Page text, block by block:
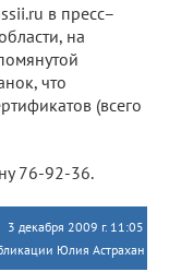
в пресс–
на
что
(всего
76-92-36.
3 декабря 2009 г. 11:05
Юлия Астрахан